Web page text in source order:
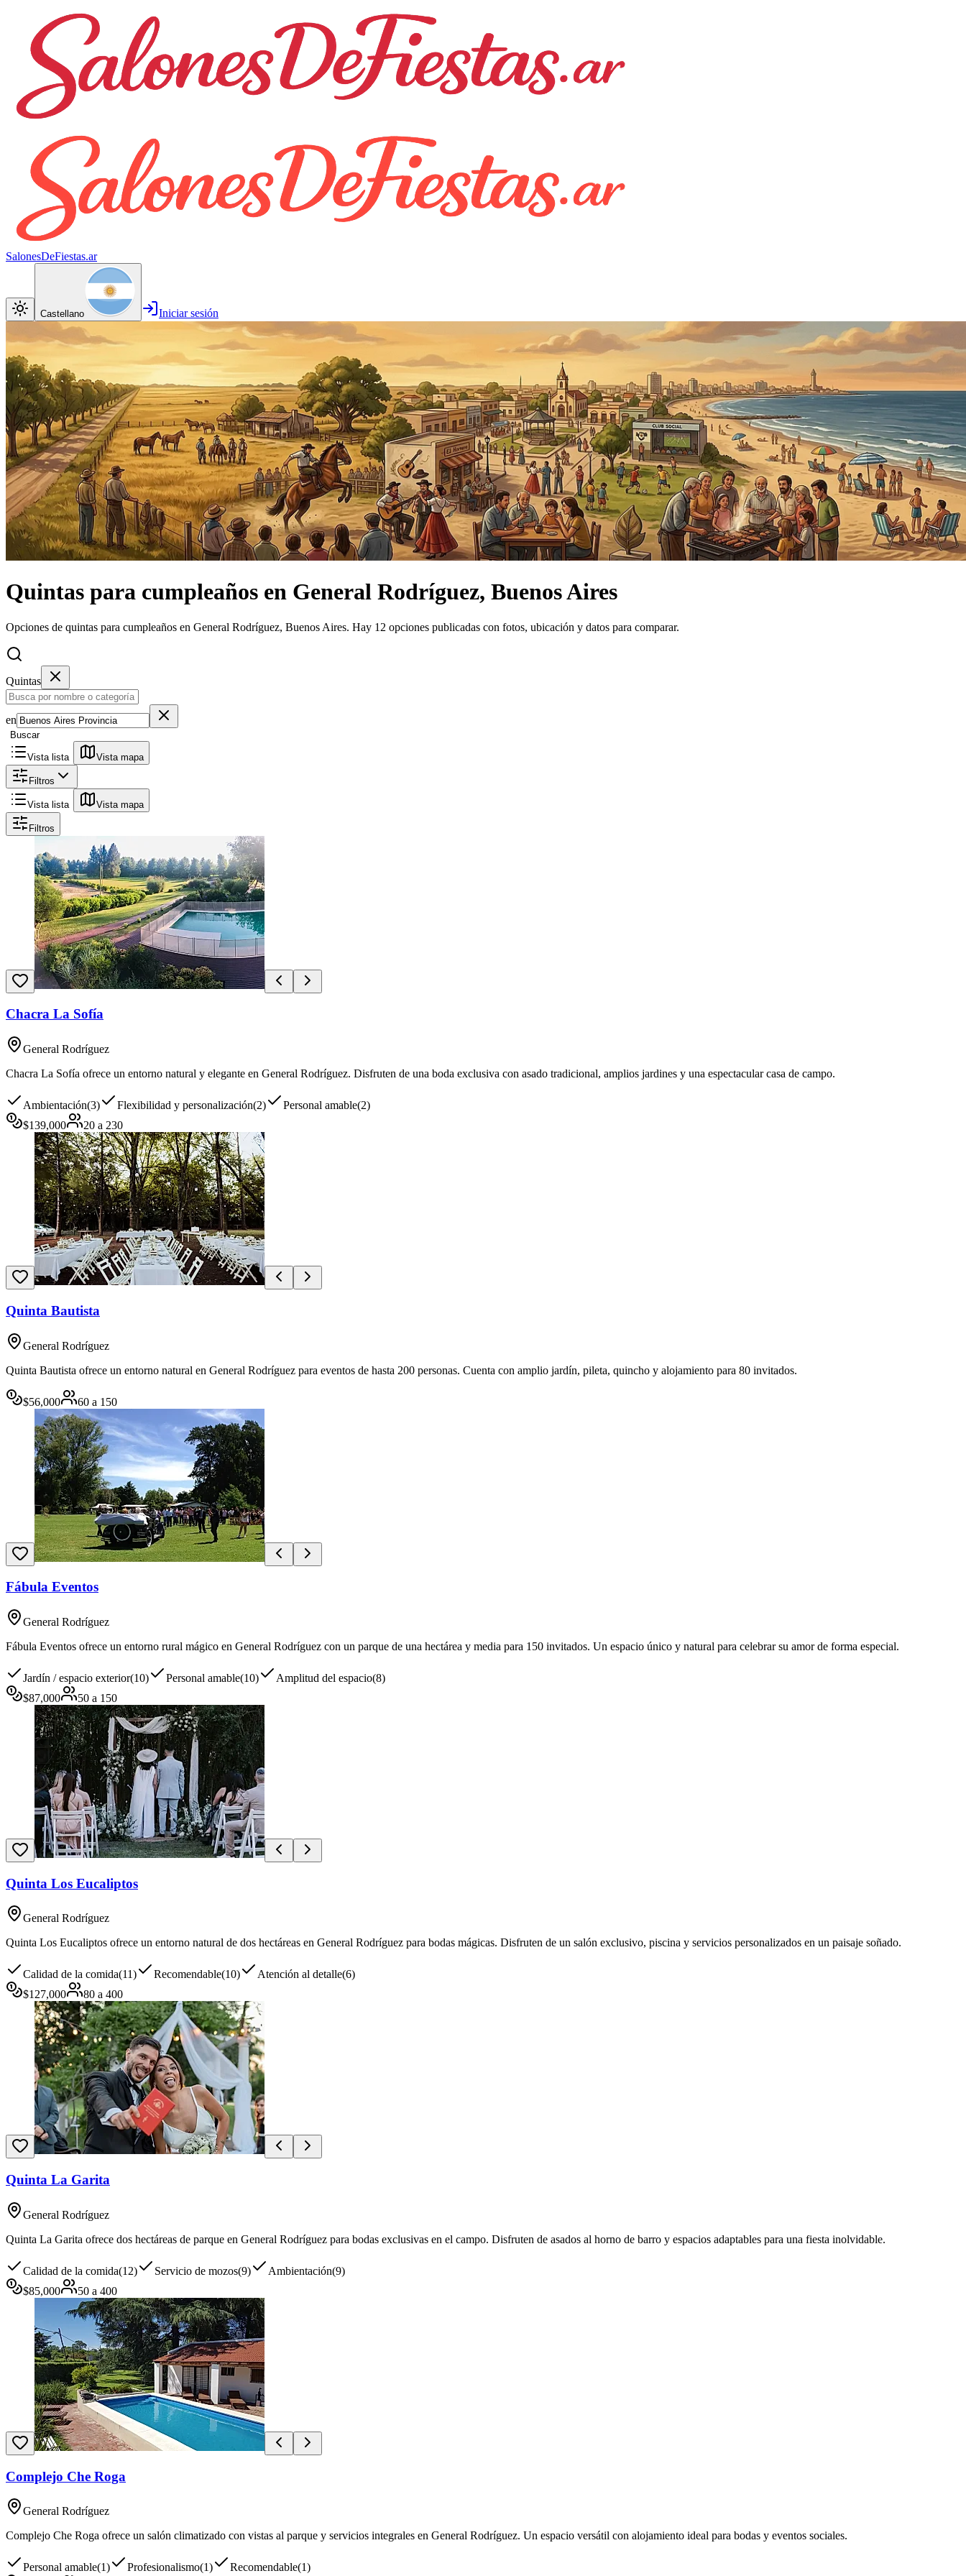
SalonesDeFiestas.ar
Castellano Iniciar sesión
Quintas para cumpleaños en General Rodríguez, Buenos Aires
Opciones de quintas para cumpleaños en General Rodríguez, Buenos Aires. Hay 12 opciones publicadas con fotos, ubicación y datos para comparar.
Quintas
en
Buscar
Vista lista Vista mapa
Filtros
Vista lista Vista mapa
Filtros
Chacra La Sofía
General Rodríguez
Chacra La Sofía ofrece un entorno natural y elegante en General Rodríguez. Disfruten de una boda exclusiva con asado tradicional, amplios jardines y una espectacular casa de campo.
Ambientación(3) Flexibilidad y personalización(2) Personal amable(2)
$139,000 20 a 230
Quinta Bautista
General Rodríguez
Quinta Bautista ofrece un entorno natural en General Rodríguez para eventos de hasta 200 personas. Cuenta con amplio jardín, pileta, quincho y alojamiento para 80 invitados.
$56,000 60 a 150
Fábula Eventos
General Rodríguez
Fábula Eventos ofrece un entorno rural mágico en General Rodríguez con un parque de una hectárea y media para 150 invitados. Un espacio único y natural para celebrar su amor de forma especial.
Jardín / espacio exterior(10) Personal amable(10) Amplitud del espacio(8)
$87,000 50 a 150
Quinta Los Eucaliptos
General Rodríguez
Quinta Los Eucaliptos ofrece un entorno natural de dos hectáreas en General Rodríguez para bodas mágicas. Disfruten de un salón exclusivo, piscina y servicios personalizados en un paisaje soñado.
Calidad de la comida(11) Recomendable(10) Atención al detalle(6)
$127,000 80 a 400
Quinta La Garita
General Rodríguez
Quinta La Garita ofrece dos hectáreas de parque en General Rodríguez para bodas exclusivas en el campo. Disfruten de asados al horno de barro y espacios adaptables para una fiesta inolvidable.
Calidad de la comida(12) Servicio de mozos(9) Ambientación(9)
$85,000 50 a 400
Complejo Che Roga
General Rodríguez
Complejo Che Roga ofrece un salón climatizado con vistas al parque y servicios integrales en General Rodríguez. Un espacio versátil con alojamiento ideal para bodas y eventos sociales.
Personal amable(1) Profesionalismo(1) Recomendable(1)